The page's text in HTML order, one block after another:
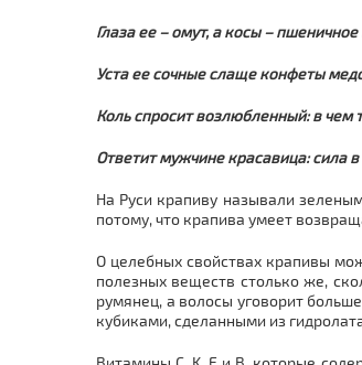
Глаза ее – омут, а косы –
Уста ее сочные слаще конфеты
Коль спросит возлюбленный: в чем
Ответит мужчине красавица: сила
На Руси крапиву называли
потому, что крапива умеет
О целебных свойствах крапивы
полезных веществ столько же,
румянец, а волосы уговорит
кубиками, сделанными из